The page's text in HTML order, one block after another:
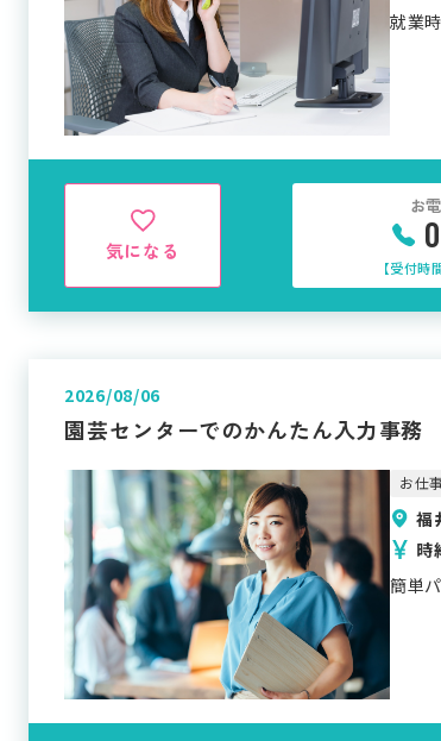
就業
気になる
お
【受付
2026/08/06
園芸センターでのかんたん入力事務
お仕
福
時
簡単